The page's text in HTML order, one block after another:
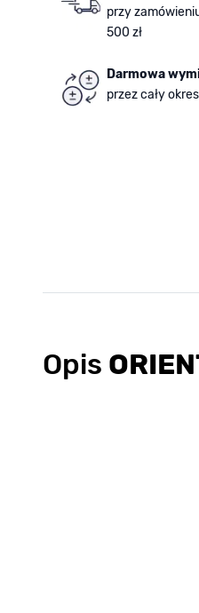
przy
500 zł
Darmowa
przez cały
Opis